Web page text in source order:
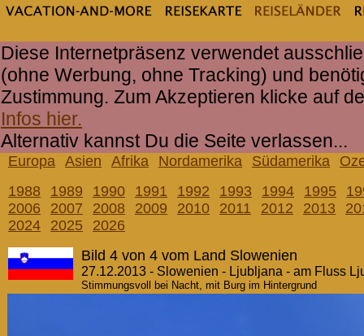
Diese Internetpräsenz verwendet
(ohne Werbung, ohne Tracking) und
Zustimmung. Zum Akzeptieren klicke auf
Infos hier.
Alternativ kannst Du die Seite verlassen...
Europa Asien Afrika Nordamerika Südamerika
1988
1989 1990 1991 1992 1993 1994 1995
2006
2007 2008 2009 2010 2011 2012 2013
2024
2025
2026
Bild 4 von 4 vom Land Slowenien
27.12.2013 - Slowenien - Ljubljana - am Fluss
Stimmungsvoll bei Nacht, mit Burg im Hintergrund